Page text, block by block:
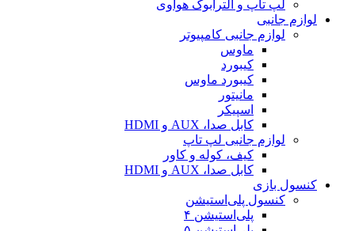
لپ تاپ و الترابوک هوآوی
لوازم جانبی
لوازم جانبی کامپیوتر
ماوس
کیبورد
کیبورد ماوس
مانیتور
اسپیکر
کابل صدا، AUX و HDMI
لوازم جانبی لپ تاپ
کیف، کوله و کاور
کابل صدا، AUX و HDMI
کنسول بازی
کنسول پلی‌استیشن
پلی‌استیشن ۴